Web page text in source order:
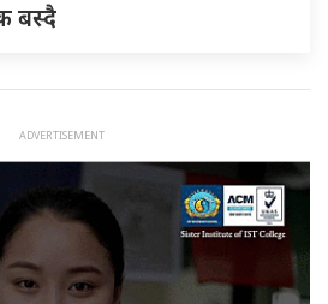
बस्दै